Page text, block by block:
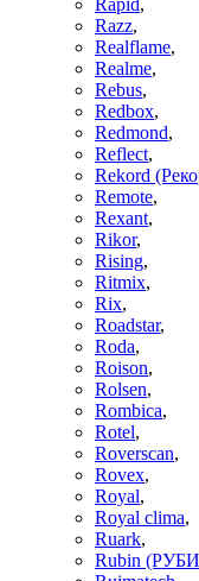
Razz,
Realflame,
Realme,
Rebus,
Redbox,
Redmond,
Reflect,
Rekord
Remote,
Rexant,
Rikor,
Rising,
Ritmix,
Rix,
Roadstar,
Roda,
Roison,
Rolsen,
Rombica,
Rotel,
Roverscan,
Rovex,
Royal,
Royal clima,
Ruark,
Rubin